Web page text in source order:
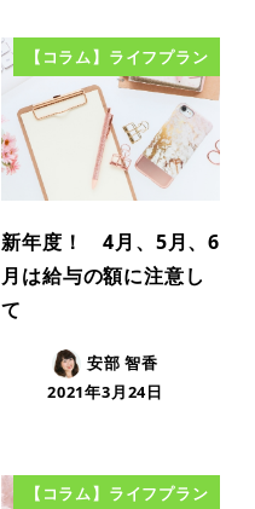
【コラム】ライフプラン
新年度！ 4月、5月、6
月は給与の額に注意し
て
安部 智香
2021年3月24日
【コラム】ライフプラン